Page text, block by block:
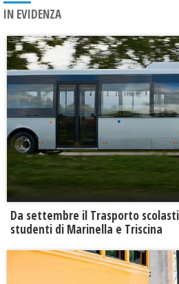
IN EVIDENZA
Da settembre il Trasporto
studenti di Marinella e Triscina